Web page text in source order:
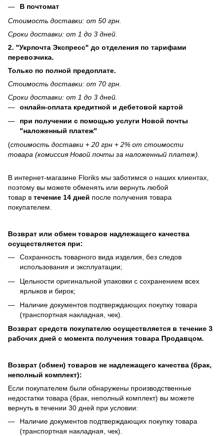
В почтомат
Стоимость доставки: от 50 грн.
Сроки доставки: от 1 до 3 дней.
2. "Укрпочта Экспресс" до отделения по тарифами
перевозчика.
Только по полной предоплате.
Стоимость доставки: от 70 грн.
Сроки доставки: от 1 до 3 дней.
онлайн-оплата кредитной и дебетовой картой
при получении с помощью услуги Новой почты
"наложенный платеж"
(стоимость доставки + 20 грн + 2% от стоимости
товара (комиссия Новой почты за наложенный платеж).
В интернет-магазине Floriks мы заботимся о наших клиентах,
поэтому вы можете обменять или вернуть любой
товар в течение 14 дней после получения товара
покупателем.
Возврат или обмен товаров надлежащего качества
осуществляется при:
Сохранность товарного вида изделия, без следов
использования и эксплуатации;
Цельности оригинальной упаковки с сохранением всех
ярлыков и бирок;
Наличие документов подтверждающих покупку товара
(транспортная накладная, чек).
Возврат средств покупателю осуществляется в течение 3
рабочих дней с момента получения товара Продавцом.
Возврат (обмен) товаров не надлежащего качества (брак,
неполный комплект):
Если покупателем были обнаружены производственные
недостатки товара (брак, неполный комплект) вы можете
вернуть в течении 30 дней при условии:
Наличие документов подтверждающих покупку товара
(транспортная накладная, чек).